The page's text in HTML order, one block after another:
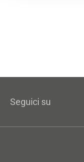
Seguici su